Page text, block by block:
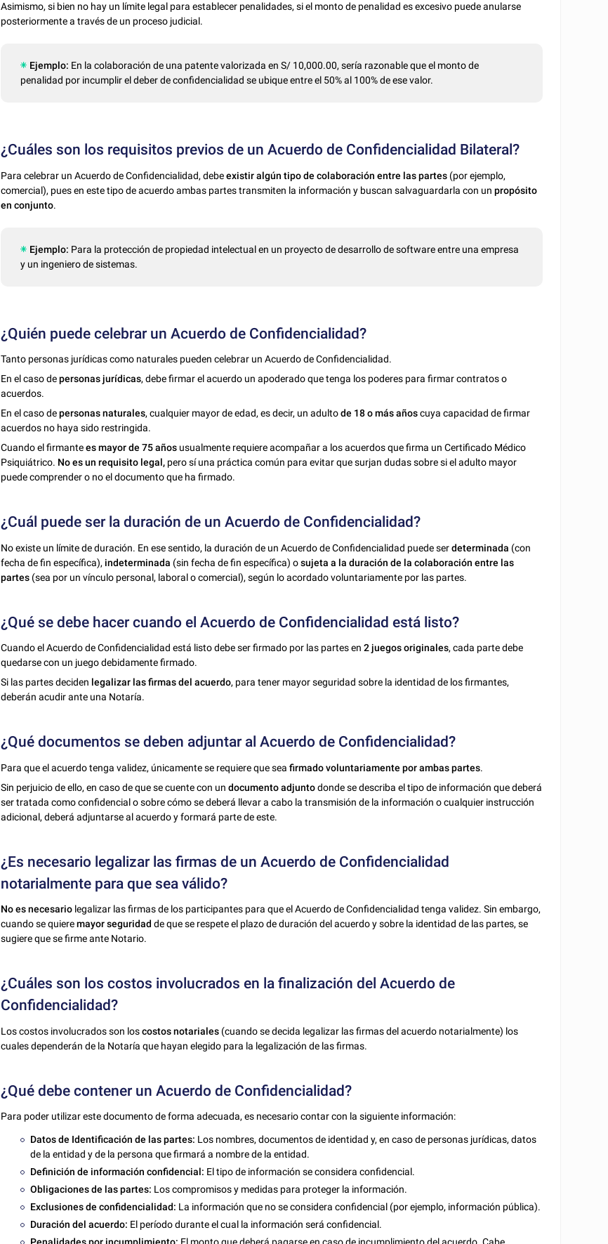
Asimismo, si bien no hay un límite legal para establecer penalidades, si el monto de penalidad es excesivo puede anularse
posteriormente a través de un proceso judicial.
Ejemplo: En la colaboración de una patente valorizada en S/ 10,000.00, sería razonable que el monto de
penalidad por incumplir el deber de confidencialidad se ubique entre el 50% al 100% de ese valor.
¿Cuáles son los requisitos previos de un Acuerdo de Confidencialidad Bilateral?
Para celebrar un Acuerdo de Confidencialidad, debeexistir algún tipo de colaboración entre las partes (por ejemplo,
comercial), pues en este tipo de acuerdo ambas partes transmiten la información y buscan salvaguardarla con unpropósito
en conjunto.
Ejemplo: Para la protección de propiedad intelectual en un proyecto de desarrollo de software entre una empresa
y un ingeniero de sistemas.
¿Quién puede celebrar un Acuerdo de Confidencialidad?
Tanto personas jurídicas como naturales pueden celebrar un Acuerdo de Confidencialidad.
En el caso depersonas jurídicas, debe firmar el acuerdo un apoderado que tenga los poderes para firmar contratos o
acuerdos.
En el caso depersonas naturales, cualquier mayor de edad, es decir, un adultode 18 o más añoscuya capacidad de firmar
acuerdos no haya sido restringida.
Cuando el firmantees mayor de 75 años usualmente requiere acompañar a los acuerdos que firma un Certificado Médico
Psiquiátrico. No es un requisito legal, pero sí una práctica común para evitar que surjan dudas sobre si el adulto mayor
puede comprender o no el documento que ha firmado.
¿Cuál puede ser la duración de un Acuerdo de Confidencialidad?
No existe un límite de duración. En ese sentido, la duración de un Acuerdo de Confidencialidad puede serdeterminada (con
fecha de fin específica), indeterminada (sin fecha de fin específica) osujeta a la duración de la colaboración entre las
partes (sea por un vínculo personal, laboral o comercial), según lo acordado voluntariamente por las partes.
¿Qué se debe hacer cuando el Acuerdo de Confidencialidad está listo?
Cuando el Acuerdo de Confidencialidad está listo debe ser firmado por las partes en2 juegos originales, cada parte debe
quedarse con un juego debidamente firmado.
Si las partes deciden legalizar las firmas del acuerdo, para tener mayor seguridad sobre la identidad de los firmantes,
deberán acudir ante una Notaría.
¿Qué documentos se deben adjuntar al Acuerdo de Confidencialidad?
Para que el acuerdo tenga validez, únicamente se requiere que seafirmado voluntariamente por ambas partes.
Sin perjuicio de ello, en caso de que se cuente con undocumento adjuntodonde se describa el tipo de información que deberá
ser tratada como confidencial o sobre cómo se deberá llevar a cabo la transmisión de la información o cualquier instrucción
adicional, deberá adjuntarse al acuerdo y formará parte de este.
¿Es necesario legalizar las firmas de un Acuerdo de Confidencialidad
notarialmente para que sea válido?
No es necesario legalizar las firmas de los participantes para que el Acuerdo de Confidencialidad tenga validez. Sin embargo,
cuando se quieremayor seguridad de que se respete el plazo de duración del acuerdo y sobre la identidad de las partes, se
sugiere que se firme ante Notario.
¿Cuáles son los costos involucrados en la finalización del Acuerdo de
Confidencialidad?
Los costos involucrados son loscostos notariales (cuando se decida legalizar las firmas del acuerdo notarialmente) los
cuales dependerán de la Notaría que hayan elegido para la legalización de las firmas.
¿Qué debe contener un Acuerdo de Confidencialidad?
Para poder utilizar este documento de forma adecuada, es necesario contar con la siguiente información:
Datos de Identificación de las partes: Los nombres, documentos de identidad y, en caso de personas jurídicas, datos
de la entidad y de la persona que firmará a nombre de la entidad.
Definición de información confidencial: El tipo de información se considera confidencial.
Obligaciones de las partes: Los compromisos y medidas para proteger la información.
Exclusiones de confidencialidad: La información que no se considera confidencial (por ejemplo, información pública).
Duración del acuerdo: El período durante el cual la información será confidencial.